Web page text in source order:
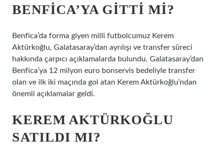
BENFICA’YA GITTI MI?
Benfica’da forma giyen milli futbolcumuz Kerem
Aktürkoğlu, Galatasaray’dan ayrılışı ve transfer süreci
hakkında çarpıcı açıklamalarda bulundu. Galatasaray’dan
Benfica’ya 12 milyon euro bonservis bedeliyle transfer
olan ve ilk iki maçında gol atan Kerem Aktürkoğlu’ndan
önemli açıklamalar geldi.
KEREM AKTÜRKOĞLU
SATILDI MI?